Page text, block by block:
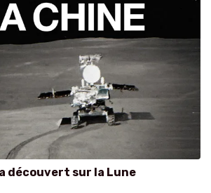
découvert sur la Lune